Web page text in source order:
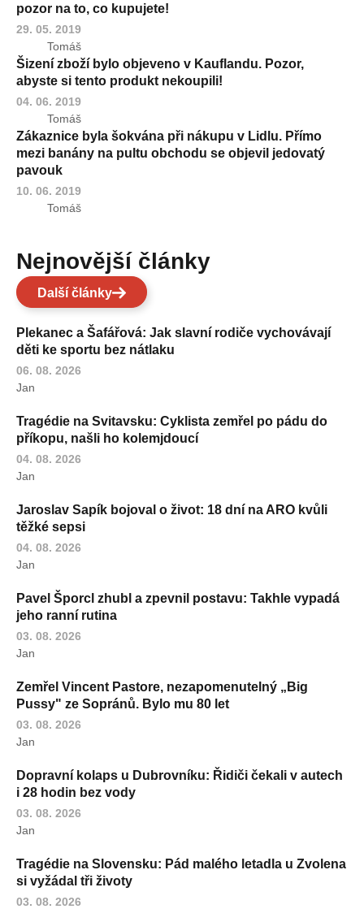
pozor na to, co kupujete!
29. 05. 2019
Tomáš
Šizení zboží bylo objeveno v Kauflandu. Pozor,
abyste si tento produkt nekoupili!
04. 06. 2019
Tomáš
Zákaznice byla šokvána při nákupu v Lidlu. Přímo
mezi banány na pultu obchodu se objevil jedovatý
pavouk
10. 06. 2019
Tomáš
Nejnovější články
Další články
Plekanec a Šafářová: Jak slavní rodiče vychovávají
děti ke sportu bez nátlaku
06. 08. 2026
Jan
Tragédie na Svitavsku: Cyklista zemřel po pádu do
příkopu, našli ho kolemjdoucí
04. 08. 2026
Jan
Jaroslav Sapík bojoval o život: 18 dní na ARO kvůli
těžké sepsi
04. 08. 2026
Jan
Pavel Šporcl zhubl a zpevnil postavu: Takhle vypadá
jeho ranní rutina
03. 08. 2026
Jan
Zemřel Vincent Pastore, nezapomenutelný „Big
Pussy" ze Sopránů. Bylo mu 80 let
03. 08. 2026
Jan
Dopravní kolaps u Dubrovníku: Řidiči čekali v autech
i 28 hodin bez vody
03. 08. 2026
Jan
Tragédie na Slovensku: Pád malého letadla u Zvolena
si vyžádal tři životy
03. 08. 2026